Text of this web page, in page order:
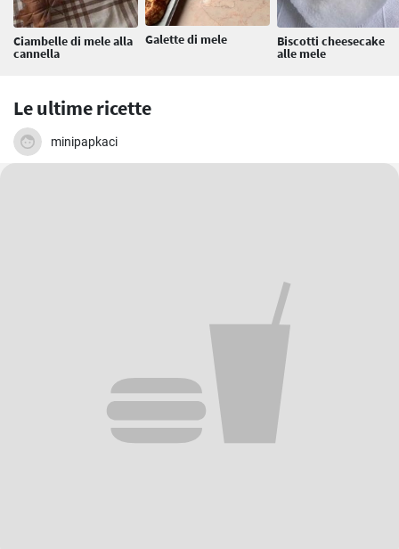
Ciambelle di mele alla
cannella
Galette di mele Biscotti cheesecake
alle mele
Le ultime ricette
minipapkaci